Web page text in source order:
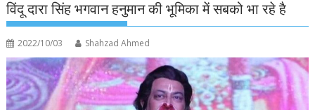
विंदू दारा सिंह भगवान हनुमान की भूमिका में सबको भा रहे है
2022/10/03 Shahzad Ahmed